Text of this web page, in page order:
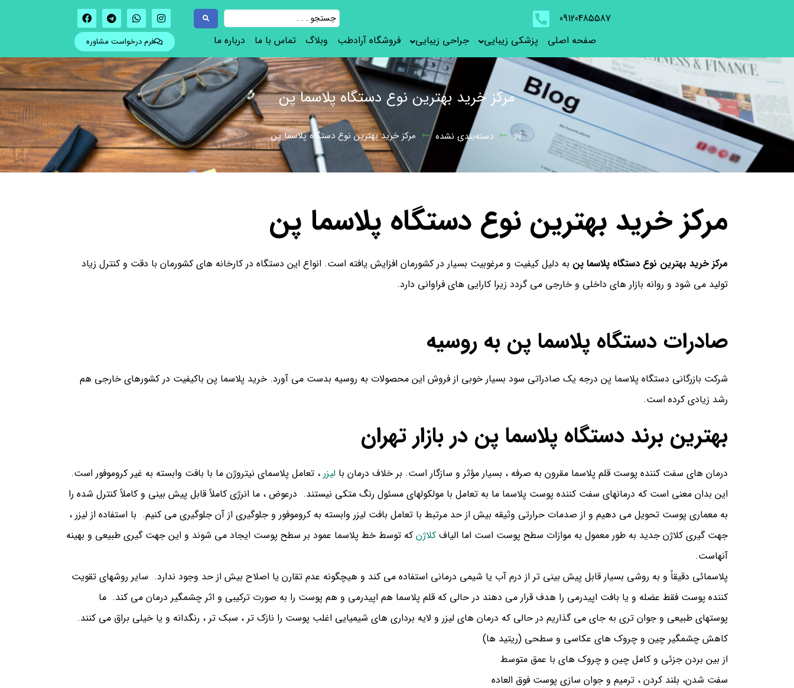
صفحه اصلی
پزشکی زیبایی جراحی زیبایی فروشگاه آرادطب وبلاگ تماس با ما درباره ما فرم درخواست مشاوره
مرکز خرید بهترین نوع دستگاه پلاسما پن
دسته‌بندی نشده مرکز خرید بهترین نوع دستگاه پلاسما پن
مرکز خرید بهترین نوع دستگاه پلاسما پن
مرکز خرید بهترین نوع دستگاه پلاسما پن به دلیل کیفیت و مرغوبیت بسیار در کشورمان افزایش یافته است. انواع این دستگاه در کارخانه های کشورمان با دقت و کنترل زیاد
تولید می شود و روانه بازار های داخلی و خارجی می گردد زیرا کارایی های فراوانی دارد.
صادرات دستگاه پلاسما پن به روسیه
شرکت بازرگانی دستگاه پلاسما پن درجه یک صادراتی سود بسیار خوبی از فروش این محصولات به روسیه بدست می آورد. خرید پلاسما پن باکیفیت در کشورهای خارجی هم
رشد زیادی کرده است.
بهترین برند دستگاه پلاسما پن در بازار تهران
درمان های سفت کننده پوست قلم پلاسما مقرون به صرفه ، بسیار مؤثر و سازگار است. بر خلاف درمان با لیزر ، تعامل پلاسمای نیتروژن ما با بافت وابسته به غیر کروموفور است.
این بدان معنی است که درمانهای سفت کننده پوست پلاسما ما به تعامل با مولکولهای مسئول رنگ متکی نیستند. درعوض ، ما انرژی کاملاً قابل پیش بینی و کاملاً کنترل شده را
به معماری پوست تحویل می دهیم و از صدمات حرارتی وثیقه بیش از حد مرتبط با تعامل بافت لیزر وابسته به کروموفور و جلوگیری از آن جلوگیری می کنیم. با استفاده از لیزر ،
جهت گیری کلاژن جدید به طور معمول به موازات سطح پوست است اما الیاف کلاژن که توسط خط پلاسما عمود بر سطح پوست ایجاد می شوند و این جهت گیری طبیعی و بهینه
آنهاست.
پلاسمائی دقیقاً و به روشی بسیار قابل پیش بینی تر از درم آب یا شیمی درمانی استفاده می کند و هیچگونه عدم تقارن یا اصلاح بیش از حد وجود ندارد. سایر روشهای تقویت
کننده پوست فقط عضله و یا بافت اپیدرمی را هدف قرار می دهند در حالی که قلم پلاسما هم اپیدرمی و هم پوست را به صورت ترکیبی و اثر چشمگیر درمان می کند. ما
پوستهای طبیعی و جوان تری به جای می گذاریم در حالی که درمان های لیزر و لایه برداری های شیمیایی اغلب پوست را نازک تر ، سبک تر ، رنگدانه و یا خیلی براق می کنند.
کاهش چشمگیر چین و چروک های عکاسی و سطحی (ریتید ها)
از بین بردن جزئی و کامل چین و چروک های با عمق متوسط
سفت شدن، بلند کردن ، ترمیم و جوان سازی پوست فوق العاده